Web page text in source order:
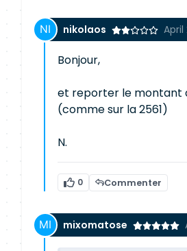
nikolaos April
Bonjour,
et reporter le montant
(comme sur la 2561)
N.
0 Commenter
mixomatose